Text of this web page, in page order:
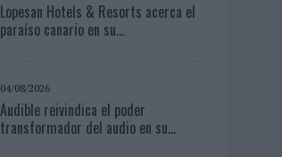
Lopesan Hotels & Resorts acerca el
paraíso canario en su...
04/08/2026
Audible reivindica el poder
transformador del audio en su...